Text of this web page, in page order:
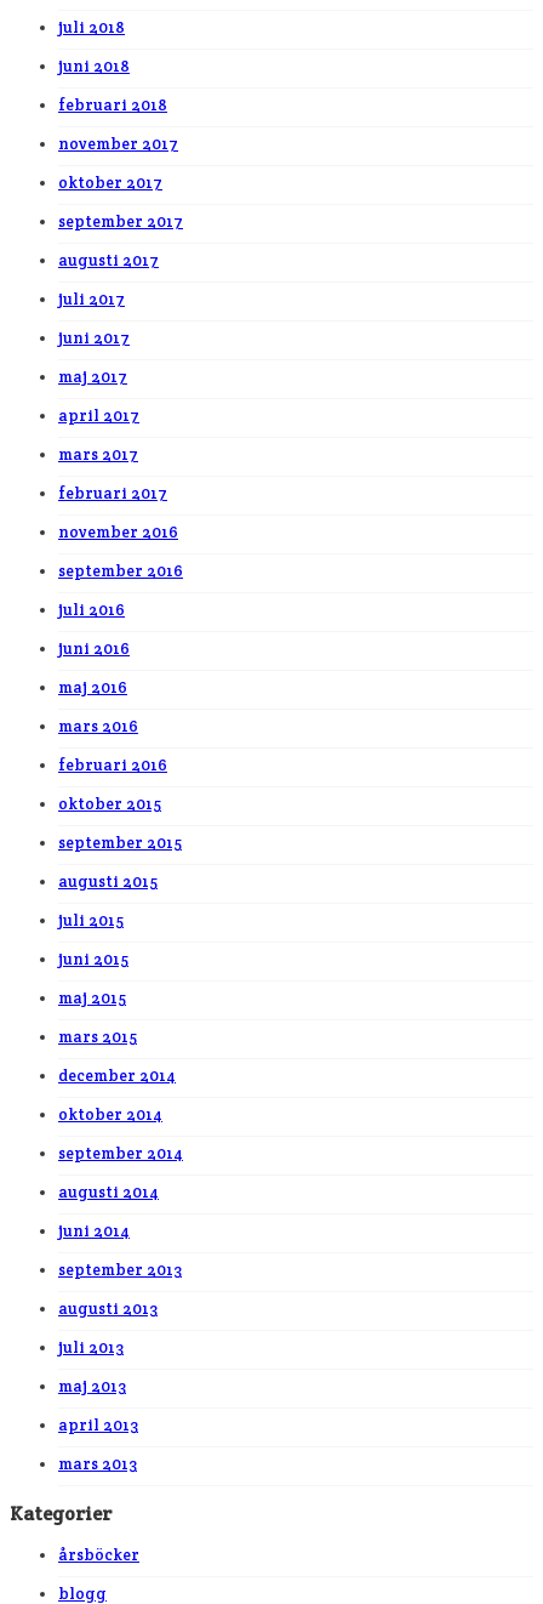
juli 2018
juni 2018
februari 2018
november 2017
oktober 2017
september 2017
augusti 2017
juli 2017
juni 2017
maj 2017
april 2017
mars 2017
februari 2017
november 2016
september 2016
juli 2016
juni 2016
maj 2016
mars 2016
februari 2016
oktober 2015
september 2015
augusti 2015
juli 2015
juni 2015
maj 2015
mars 2015
december 2014
oktober 2014
september 2014
augusti 2014
juni 2014
september 2013
augusti 2013
juli 2013
maj 2013
april 2013
mars 2013
Kategorier
årsböcker
blogg